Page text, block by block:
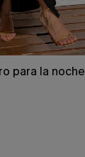
para la noche